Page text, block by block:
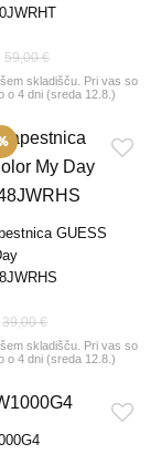
59,00 €
skladišču. Pri vas so
o 4 dni (sreda 12.8.)
GUESS
39,00 €
skladišču. Pri vas so
o 4 dni (sreda 12.8.)